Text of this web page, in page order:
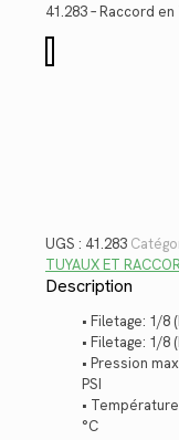
41.283 – Raccord
de
UGS : 41.283
TUYAUX ET
Description
• Filetage: 1/8
• Filetage: 1/8
• Pression
PSI
•
°C